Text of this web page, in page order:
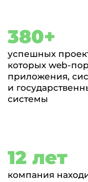
380+
успешных
которых web-
приложения,
и
системы
12 лет
компания